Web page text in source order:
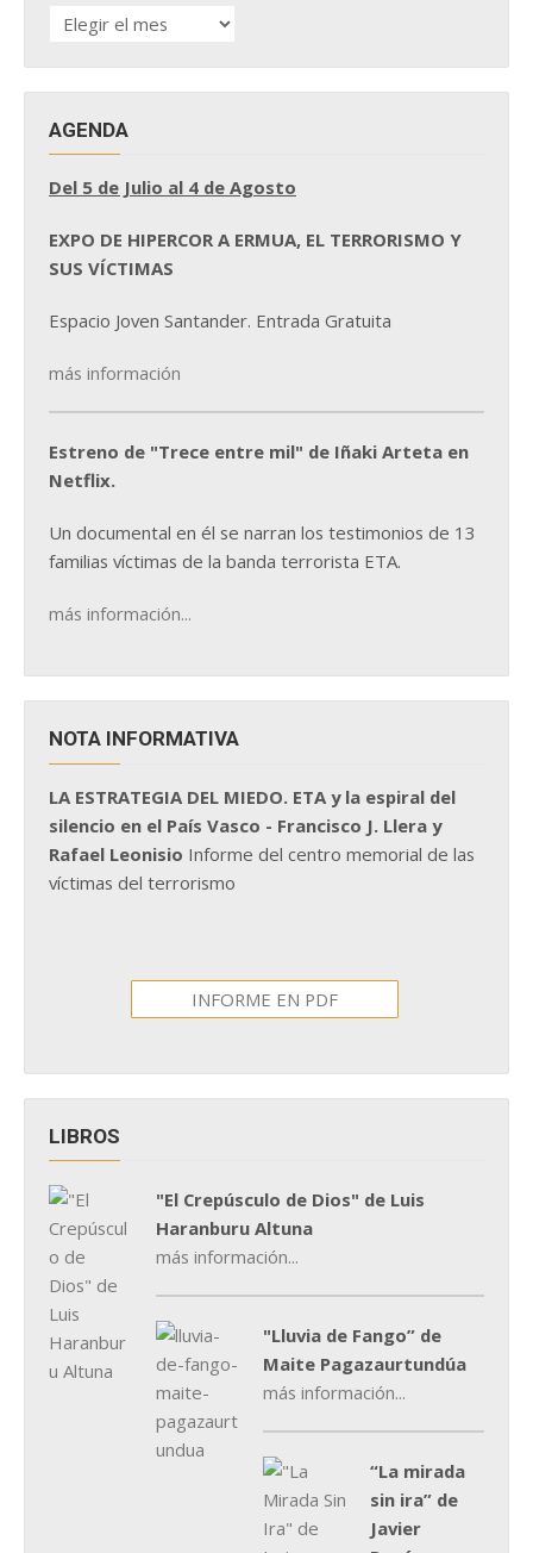
HISTÓRICO
DE
AGENDA
Del 5 de Julio al 4 de Agosto
EXPO DE HIPERCOR A ERMUA, EL TERRORISMO Y
SUS VÍCTIMAS
Espacio Joven Santander. Entrada Gratuita
más información
Estreno de "Trece entre mil" de Iñaki Arteta en
Netflix.
Un documental en él se narran los testimonios de 13
familias víctimas de la banda terrorista ETA.
más información...
NOTA INFORMATIVA
LA ESTRATEGIA DEL MIEDO. ETA y la espiral del
silencio en el País Vasco - Francisco J. Llera y
Rafael Leonisio Informe del centro memorial de las
víctimas del terrorismo
INFORME EN PDF
LIBROS
"El Crepúsculo de Dios" de Luis
Haranburu Altuna
más información...
"Lluvia de Fango” de
Maite Pagazaurtundúa
más información...
“La mirada
sin ira” de
Javier